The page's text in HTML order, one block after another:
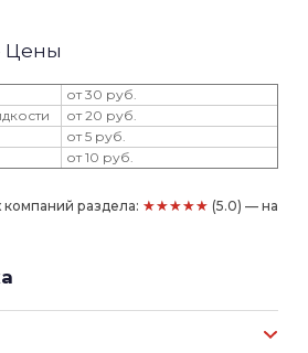
Цены
от 30 руб.
от 20 руб.
от 5 руб.
от 10 руб.
раздела: ★★★★★ (5.0) — на